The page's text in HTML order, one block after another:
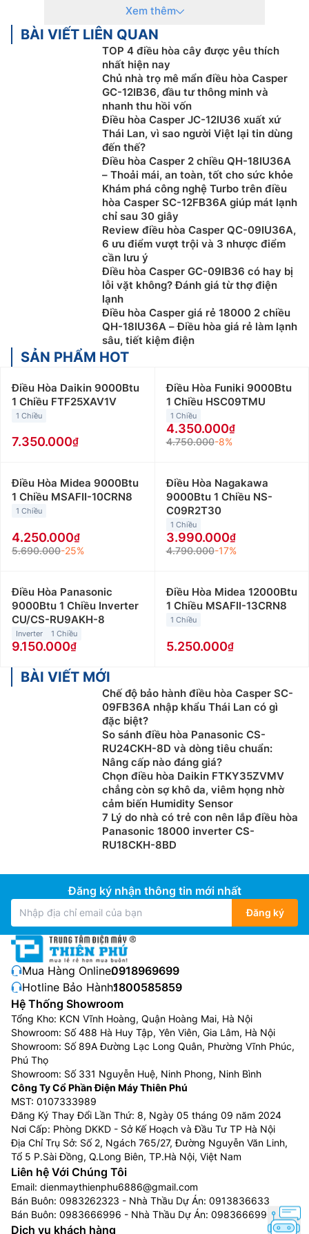
sản phẩm khác nhau như tivi, máy giặt, tủ lạnh, thiết bị
điện gia dụng và đặc biệt là điều hòa không khí.
Không chỉ sở hữu thiết kế sang trọng hiện đại mà các
thiết bị của Casper còn có thời gian bảo hành khá lâu.
Thuộc dòng phân khúc giá rẻ những sản phẩm điều
hòa Casper thường được sử dụng cho những công
trình dân dụng như nhà ở, phòng trọ… Tuy là dòng
điều hòa giá rẻ nhưng Casper vẫn được trang bị nhiều
tính năng hiện đại như làm lạnh nhanh, tiết kiệm điện,
lọc không khí và khử mùi…
Khi nhắc đến Điều Hòa Casper 1 chiều không thể bỏ
qua được đó là giá thành rẻ, thiết kế sang trọng cùng
nhiều tính năng hiện đại mang đến cho người dùng sự
thoải mái mỗi khi sử dụng.
Phân loại các dòng điều hòa Casper theo
Điều hòa Casper giá rẻđược phân loại theo công suất
và tính năng, phù hợp với các không gian và nhu cầu
sử dụng khác nhau. Dưới đây là một số gợi ý để giúp
bạn lựa chọn mẫu Điều Hòa Casper 1 chiều phù hợp
Điều hòa Casper 9000Btu
Điều hòa Casper 9000btu
phù hợp với những không gian nhỏ dưới 15m2 như
phòng ngủ, phòng khách hay phòng làm việc nhỏ. Giá
Điều hòa Casper 12000Btu
Điều hòa Casper
12000btu thường được lắp đặt cho những không gian
có diện tích từ 15 đến dưới 20m2 như phòng khách,
phòng làm việc… Giá bán điều hòa Casper 12000btu
Điều hòa Casper 18000Btu
Điều hòa Casper
18000btu phù hợp với những không gian có diện tích
từ 20 đến dưới 30m2 như phòng làm việc, cửa hàng
hay phòng họp… Giá bán điều hòa Casper 18000btu
giao động từ 8 triệu đến 10 triệu đồng.
Điều hòa Casper 24000Btu:
24000btu phù hợp với những không gian có diện tích
từ 30 đến 40m2 như nhà hàng, siêu thị nhỏ hay phòng
họp… Giá bán điều hòa Casper 24000btu giao động
từ 12 triệu đến 14 triệu đồng.
Ngoài ra, các bạn có thể lựa chọn điều hòa
Casper theo loại điều hòa như
Điều hòa Casper 1 chiều :Loại máy điều hòa Casper 1
chiều thì chỉ có tính năng làm lạnh, phù hợp sử dụng ở
những nơi không có mùa đông lạnh hoặc những gia
Điều hòa Casper 2 chiều: Loại máy điều hòa Casper 2
chiều vừa có khả năng làm lạnh trong mùa hè, vừa có
thể làm ấm trong mùa đông. Giá thành cao hơn điều
hòa Casper 1 chiều, phù hợp với những nơi có cả mùa
đông và mùa hè.
Điều hòa Casper inverter:là dòng sản phẩm tập trung
vào phân khúc tầm trung, dòng điều hòa Casper
inverter sử dụng máy nén được trang bị công nghệ
inverter tiết kiệm điện cùng rất nhiều tính năng hữu ích
khác.
Ưu điểm của Điều Hòa Casper 1 chiều
Giá thành khá rẻ:
Các sản phẩm điều hòa Casper có
giá thành khá rẻ chỉ với hơn 4 triệu đồng là bạn đã có
thể sở hữu được 1 chiếc điều hòa Casper 9000btu.
Bên cạnh đó, các sản phẩm thuộc dòng cao cấp của
Casper cũng chỉ nhỉnh hơn 1 đến 2 triệu đồng so với
dòng điều hòa giá rẻ của Casper.
Mẫu mã đa dạng cùng thiết kế đẹp mắt:Những dòng
sản phẩm mới ra mắt của Điều Hòa Casper 1 chiều
Xem thêm
BÀI VIẾT LIÊN QUAN
TOP 4 điều hòa cây được yêu thích
nhất hiện nay
Chủ nhà trọ mê mẩn điều hòa Casper
GC-12IB36, đầu tư thông minh và
nhanh thu hồi vốn
Điều hòa Casper JC-12IU36 xuất xứ
Thái Lan, vì sao người Việt lại tin dùng
đến thế?
Điều hòa Casper 2 chiều QH-18IU36A
– Thoải mái, an toàn, tốt cho sức khỏe
Khám phá công nghệ Turbo trên điều
hòa Casper SC-12FB36A giúp mát lạnh
chỉ sau 30 giây
Review điều hòa Casper QC-09IU36A,
6 ưu điểm vượt trội và 3 nhược điểm
cần lưu ý
Điều hòa Casper GC-09IB36 có hay bị
lỗi vặt không? Đánh giá từ thợ điện
lạnh
Điều hòa Casper giá rẻ 18000 2 chiều
QH-18IU36A – Điều hòa giá rẻ làm lạnh
sâu, tiết kiệm điện
SẢN PHẨM HOT
Điều Hòa Daikin 9000Btu
1 Chiều FTF25XAV1V
1 Chiều
7.350.000
Điều Hòa Funiki 9000Btu
1 Chiều HSC09TMU
1 Chiều
4.350.000
4.750.000-8%
Điều Hòa Midea 9000Btu
1 Chiều MSAFII-10CRN8
1 Chiều
4.250.000
5.690.000-25%
Điều Hòa Nagakawa
9000Btu 1 Chiều NS-
C09R2T30
1 Chiều
3.990.000
4.790.000-17%
Điều Hòa Panasonic
9000Btu 1 Chiều Inverter
CU/CS-RU9AKH-8
Inverter 1 Chiều
9.150.000
Điều Hòa Midea 12000Btu
1 Chiều MSAFII-13CRN8
1 Chiều
5.250.000
BÀI VIẾT MỚI
Chế độ bảo hành điều hòa Casper SC-
09FB36A nhập khẩu Thái Lan có gì
đặc biệt?
So sánh điều hòa Panasonic CS-
RU24CKH-8D và dòng tiêu chuẩn:
Nâng cấp nào đáng giá?
Chọn điều hòa Daikin FTKY35ZVMV
chẳng còn sợ khô da, viêm họng nhờ
cảm biến Humidity Sensor
7 Lý do nhà có trẻ con nên lắp điều hòa
Panasonic 18000 inverter CS-
RU18CKH-8BD
Đăng ký nhận thông tin mới nhất
Đăng ký
Mua Hàng Online:0918969699
Hotline Bảo Hành:1800585859
Hệ Thống Showroom
Tổng Kho: KCN Vĩnh Hoàng, Quận Hoàng Mai, Hà Nội
Showroom: Số 488 Hà Huy Tập, Yên Viên, Gia Lâm, Hà Nội
Showroom: Số 89A Đường Lạc Long Quân, Phường Vĩnh Phúc,
Phú Thọ
Showroom: Số 331 Nguyễn Huệ, Ninh Phong, Ninh Bình
Công Ty Cổ Phần Điện Máy Thiên Phú
MST: 0107333989
Đăng Ký Thay Đổi Lần Thứ: 8, Ngày 05 tháng 09 năm 2024
Nơi Cấp: Phòng DKKD - Sở Kế Hoạch và Đầu Tư TP Hà Nội
Địa Chỉ Trụ Sở: Số 2, Ngách 765/27, Đường Nguyễn Văn Linh,
Tổ 5 P.Sài Đồng, Q.Long Biên, TP.Hà Nội, Việt Nam
Liên hệ Với Chúng Tôi
Email: dienmaythienphu6886@gmail.com
Bán Buôn: 0983262323 - Nhà Thầu Dự Án: 0913836633
Bán Buôn: 0983666996 - Nhà Thầu Dự Án: 0983666996
Dịch vụ khách hàng